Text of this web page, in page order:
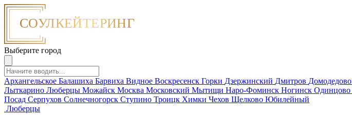
Выберите город
Архангельское Балашиха Барвиха Видное Воскресенск Горки Дзержинский Дмитров Домодедово
Лыткарино Люберцы Можайск Москва Московский Мытищи Наро-Фоминск Ногинск Одинцово
Посад Серпухов Солнечногорск Ступино Троицк Химки Чехов Щелково Юбилейный
Люберцы